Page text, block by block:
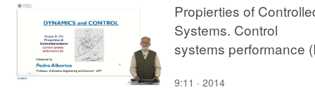
Propierties of
Systems. Control
systems performance
9:11 · 2014